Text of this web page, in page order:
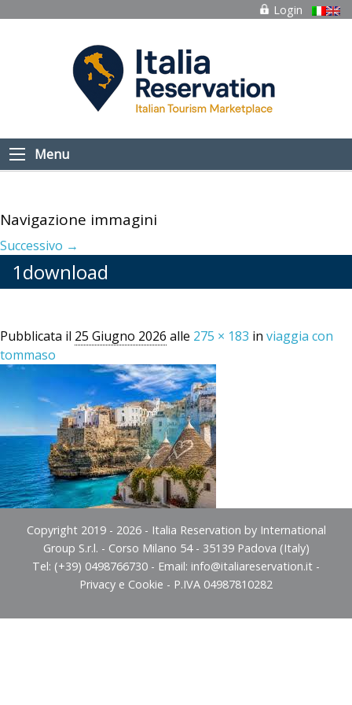
Login
Menu
Navigazione immagini
Successivo →
1download
Pubblicata il 25 Giugno 2026 alle 275 × 183 in viaggia con
tommaso
Copyright 2019 - 2026 - Italia Reservation by International
Group S.r.l. - Corso Milano 54 - 35139 Padova (Italy)
Tel: (+39) 0498766730 - Email: info@italiareservation.it -
Privacy e Cookie - P.IVA 04987810282